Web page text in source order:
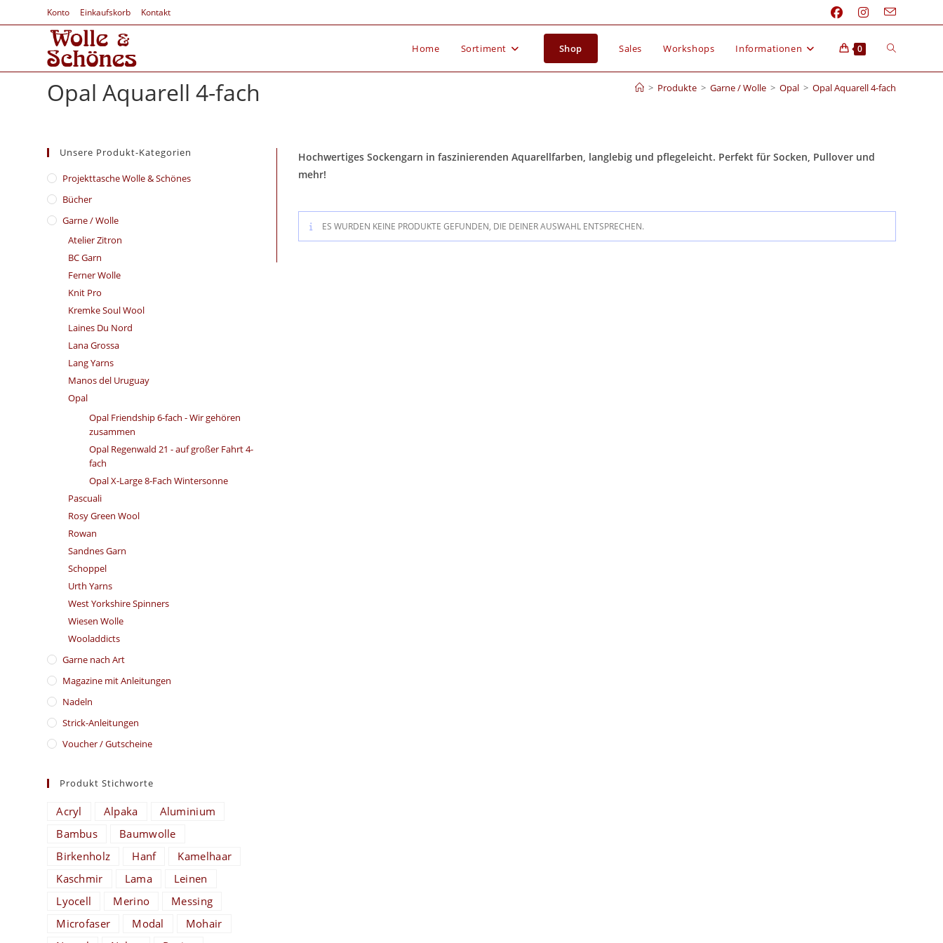
Konto Einkaufskorb Kontakt
Home Sortiment Shop Sales Workshops Informationen 0
Opal Aquarell 4-fach > Produkte > Garne / Wolle > Opal > Opal Aquarell 4-fach
Hochwertiges Sockengarn in faszinierenden Aquarellfarben, langlebig und pflegeleicht. Perfekt für Socken, Pullover und
mehr!
ES WURDEN KEINE PRODUKTE GEFUNDEN, DIE DEINER AUSWAHL ENTSPRECHEN.
Unsere Produkt-Kategorien
​Projekttasche Wolle & Schönes
Bücher
Garne / Wolle
Atelier Zitron
BC Garn
Ferner Wolle
Knit Pro
Kremke Soul Wool
Laines Du Nord
Lana Grossa
Lang Yarns
Manos del Uruguay
Opal
Opal Friendship 6-fach - Wir gehören
zusammen
Opal Regenwald 21 - auf großer Fahrt 4-
fach
Opal X-Large 8-Fach Wintersonne
Pascuali
Rosy Green Wool
Rowan
Sandnes Garn
Schoppel
Urth Yarns
West Yorkshire Spinners
Wiesen Wolle
Wooladdicts
Garne nach Art
Magazine mit Anleitungen
Nadeln
Strick-Anleitungen
Voucher / Gutscheine
Produkt Stichworte
Acryl Alpaka
Aluminium
Bambus
Baumwolle
Birkenholz
Hanf
Kamelhaar
Kaschmir
Lama
Leinen
Lyocell
Merino
Messing
Microfaser
Modal
Mohair